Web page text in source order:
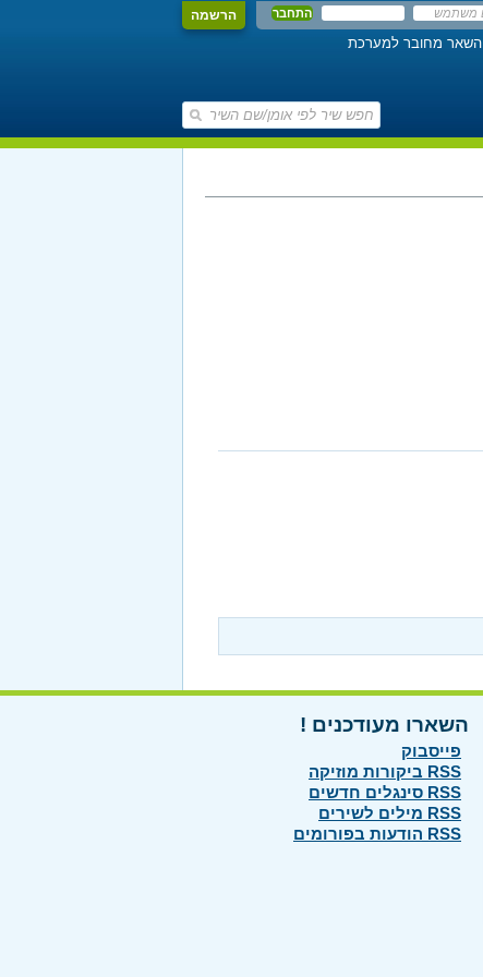
הרשמה
השאר מחובר למערכת
השארו מעודכנים !
פייסבוק
RSS ביקורות מוזיקה
RSS סינגלים חדשים
RSS מילים לשירים
RSS הודעות בפורומים